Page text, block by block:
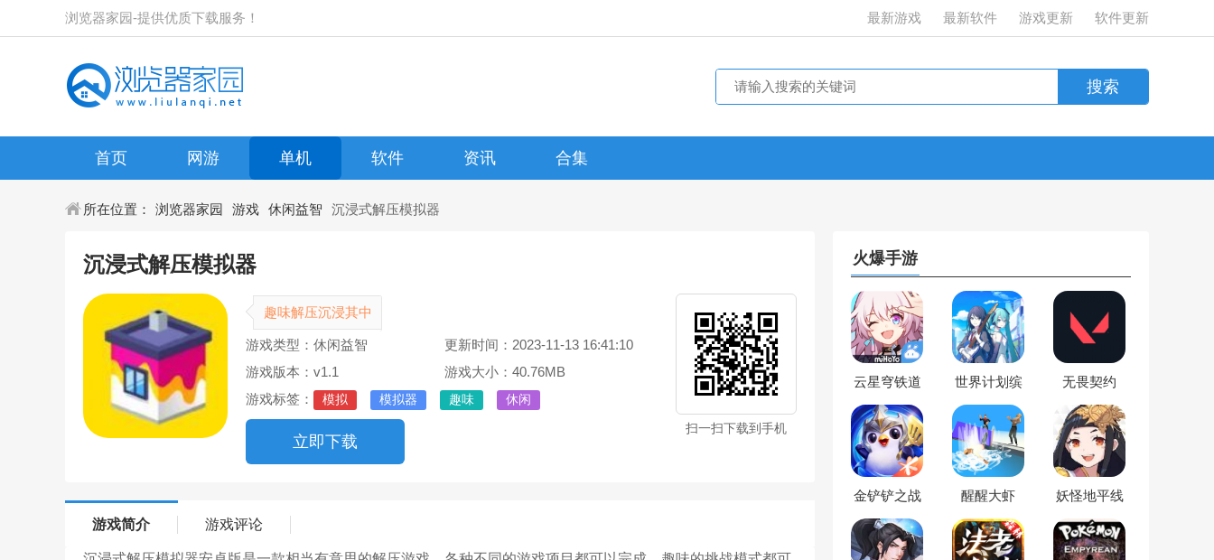
浏览器家园-提供优质下载服务！ 最新游戏 最新软件 游戏更新 软件更新
首页 网游 单机 软件 资讯 合集
所在位置： 浏览器家园 游戏 休闲益智 沉浸式解压模拟器
沉浸式解压模拟器
趣味解压沉浸其中
游戏类型：休闲益智
更新时间：2023-11-13 16:41:10
游戏版本：v1.1
游戏大小：40.76MB
游戏标签：
模拟 模拟器 趣味 休闲
立即下载
扫一扫下载到手机
游戏简介 游戏评论
火爆手游
云星穹铁道
世界计划缤
无畏契约
金铲铲之战 醒醒大虾 妖怪地平线